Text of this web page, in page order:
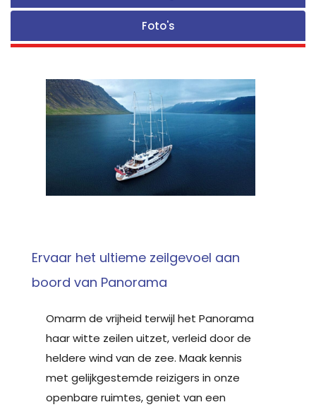
Foto's
Ervaar het ultieme zeilgevoel aan
boord van Panorama
Omarm de vrijheid terwijl het Panorama
haar witte zeilen uitzet, verleid door de
heldere wind van de zee. Maak kennis
met gelijkgestemde reizigers in onze
openbare ruimtes, geniet van een